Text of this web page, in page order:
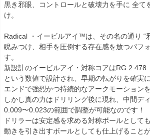
黒き邪眼、コントロールと破壊力を手に 全て
け。
Radical ・イービルアイ™は、その名の通り “
睨みつけ、相手を圧倒する存在感を放つパフ
す。
新設計のイービルアイ・対称コアはRG 2.478
という数値で設計され、早期の転がりを確実
エンドで強烈かつ持続的なアークモーションを
しかし真の力はドリリング後に現れ、中間デ
0.009〜0.023の範囲で調整が可能なのです！
ドリラーは安定感を求める対称ボールとして
動きを引き出すボールとしても仕上げること